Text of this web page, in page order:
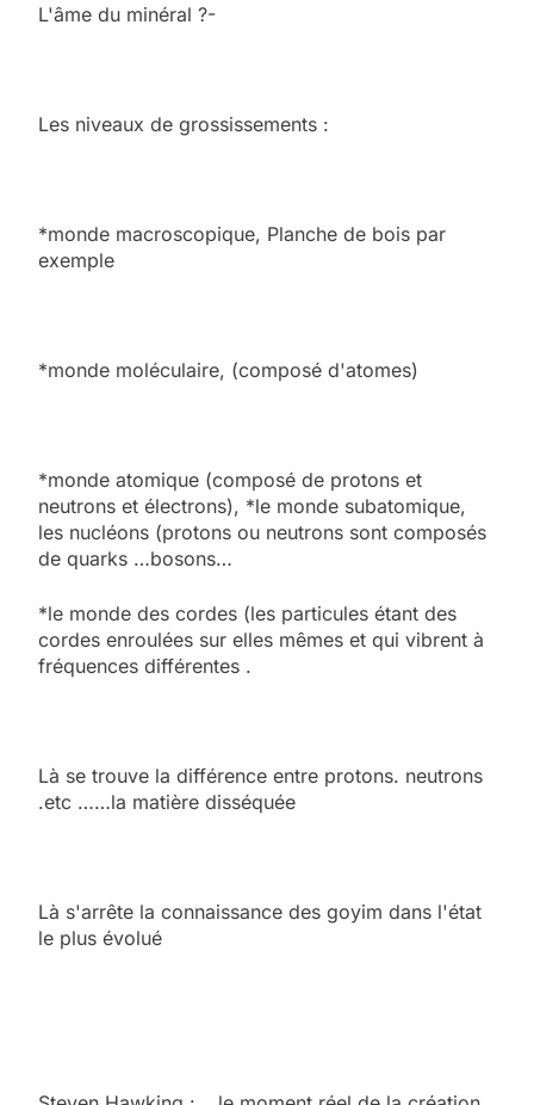
L'âme du minéral ?-
Les niveaux de grossissements :
*monde macroscopique, Planche de bois par
exemple
*monde moléculaire, (composé d'atomes)
*monde atomique (composé de protons et
neutrons et électrons), *le monde subatomique,
les nucléons (protons ou neutrons sont composés
de quarks …bosons…
*le monde des cordes (les particules étant des
cordes enroulées sur elles mêmes et qui vibrent à
fréquences différentes .
Là se trouve la différence entre protons. neutrons
.etc ……la matière disséquée
Là s'arrête la connaissance des goyim dans l'état
le plus évolué